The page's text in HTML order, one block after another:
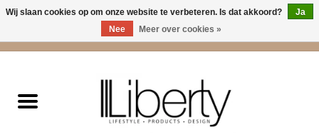
Kleding
Wij slaan cookies op om onze website te verbeteren. Is dat akkoord?
Ja
Nee
Meer over cookies »